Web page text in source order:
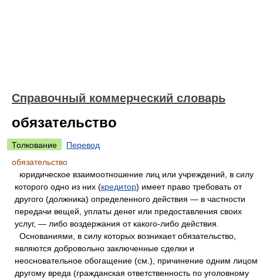
Справочный коммерческий словарь
обязательство
Толкование
Перевод
обязательство
юридическое взаимоотношение лиц или учреждений, в силу
которого одно из них (кредитор) имеет право требовать от
другого (должника) определенного действия — в частности
передачи вещей, уплаты денег или предоставления своих
услуг, — либо воздержания от какого-либо действия.
Основаниями, в силу которых возникает обязательство,
являются добровольно заключенные сделки и
неосновательное обогащение (см.), причинение одним лицом
другому вреда (гражданская ответственность по уголовному